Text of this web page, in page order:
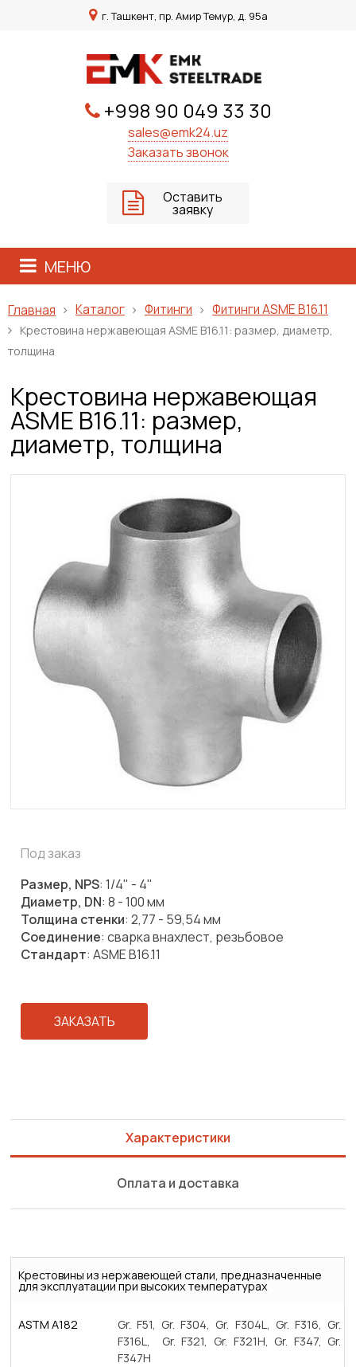
г. Ташкент, пр. Амир Темур, д. 95а
+998 90 049 33 30
sales@emk24.uz
Заказать звонок
Оставить
заявку
МЕНЮ
Главная Каталог Фитинги Фитинги ASME B16.11
Крестовина нержавеющая ASME B16.11: размер, диаметр,
толщина
Крестовина нержавеющая
ASME B16.11: размер,
диаметр, толщина
Под заказ
Размер, NPS: 1/4" - 4"
Диаметр, DN: 8 - 100 мм
Толщина стенки: 2,77 - 59,54 мм
Соединение: сварка внахлест, резьбовое
Стандарт: ASME B16.11
ЗАКАЗАТЬ
Характеристики
Оплата и доставка
Крестовины из нержавеющей стали, предназначенные
для эксплуатации при высоких температурах
ASTM A182
Gr. F51, Gr. F304, Gr. F304L, Gr. F316, Gr.
F316L, Gr. F321, Gr. F321H, Gr. F347, Gr.
F347H